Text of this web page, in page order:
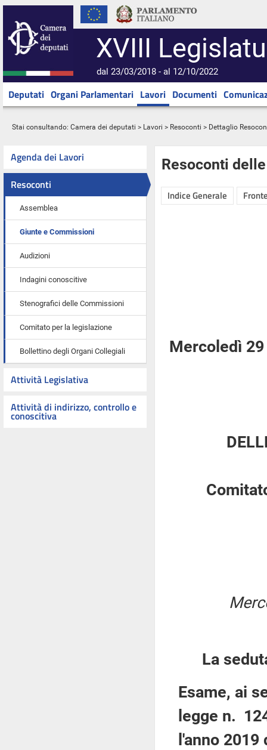
XVIII
dal 23/03/2018 - al 12/10/2022
Deputati Organi Parlamentari Lavori Documenti
Stai consultando: Camera dei deputati > Lavori > Resoconti > Dettaglio
Agenda dei Lavori
Resoconti
Assemblea
Giunte e Commissioni
Audizioni
Indagini conoscitive
Stenografici delle Commissioni
Comitato per la legislazione
Bollettino degli Organi Collegiali
Attività Legislativa
Attività di indirizzo, controllo e
conoscitiva
Resoconti
Indice Generale
Mercoledì
La
Esame, ai
legge n.
l'anno